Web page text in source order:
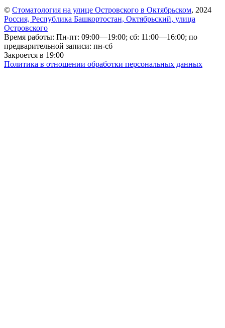
© Стоматология на улице Островского в Октябрьском, 2024
Россия, Республика Башкортостан, Октябрьский, улица
Островского
Время работы: Пн-пт: 09:00—19:00; сб: 11:00—16:00; по
предварительной записи: пн-сб
Закроется в 19:00
Политика в отношении обработки персональных данных